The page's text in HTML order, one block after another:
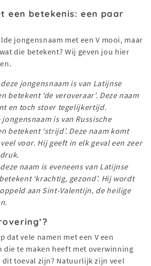
een betekenis: een paar
jongensnaam met een V mooi, maar
die betekent? Wij geven jou hier
deze jongensnaam is van Latijnse
betekent ‘de veroveraar’. Deze naam
en toch stoer tegelijkertijd.
jongensnaam is van Russische
betekent ‘strijd’. Deze naam komt
voor. Hij geeft in elk geval een zeer
deze naam is eveneens van Latijnse
‘krachtig, gezond’. Hij wordt
aan Sint-Valentijn, de heilige
dat vele namen met een V een
die te maken heeft met overwinning
dit toeval zijn? Natuurlijk zijn veel